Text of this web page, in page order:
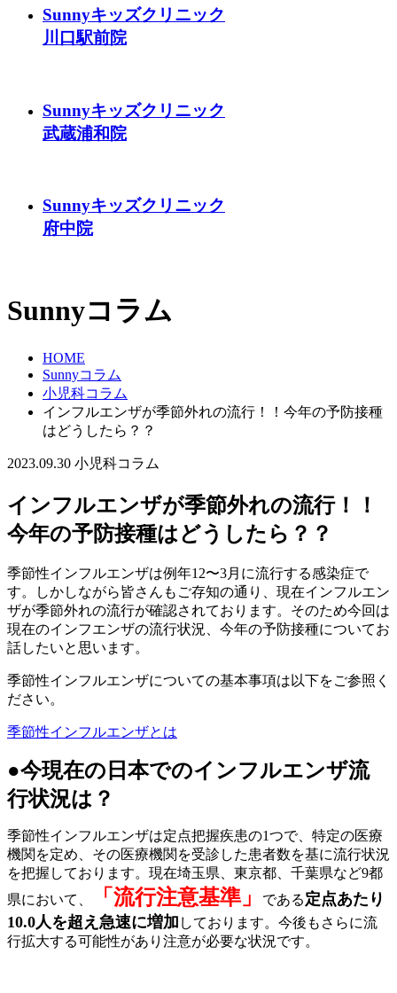
Sunnyキッズクリニック
川口駅前院
Sunnyキッズクリニック
武蔵浦和院
Sunnyキッズクリニック
府中院
Sunnyコラム
HOME
Sunnyコラム
小児科コラム
インフルエンザが季節外れの流行！！今年の予防接種
はどうしたら？？
2023.09.30 小児科コラム
インフルエンザが季節外れの流行！！
今年の予防接種はどうしたら？？
季節性インフルエンザは例年12〜3月に流行する感染症で
す。しかしながら皆さんもご存知の通り、現在インフルエン
ザが季節外れの流行が確認されております。そのため今回は
現在のインフエンザの流行状況、今年の予防接種についてお
話したいと思います。
季節性インフルエンザについての基本事項は以下をご参照く
ださい。
季節性インフルエンザとは
●今現在の日本でのインフルエンザ流
行状況は？
季節性インフルエンザは定点把握疾患の1つで、特定の医療
機関を定め、その医療機関を受診した患者数を基に流行状況
を把握しております。現在埼玉県、東京都、千葉県など9都
県において、
「流行注意基準」 である定点あたり
10.0人を超え急速に増加 しております。今後もさらに流
行拡大する可能性があり注意が必要な状況です。